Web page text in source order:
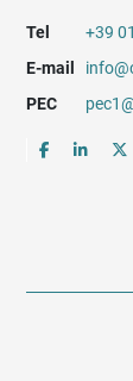
Tel
+39
E-mail
PEC